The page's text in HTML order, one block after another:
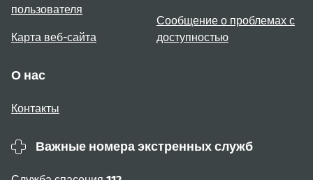
пользователя
Карта веб-сайта
Сообщение о проблемах с
доступностью
О нас
Контакты
Важные номера экстренных служб